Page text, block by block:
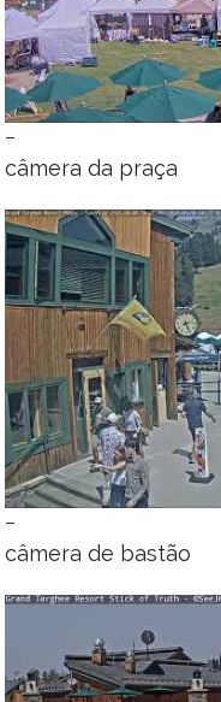
–
câmera da praça
–
câmera de bastão